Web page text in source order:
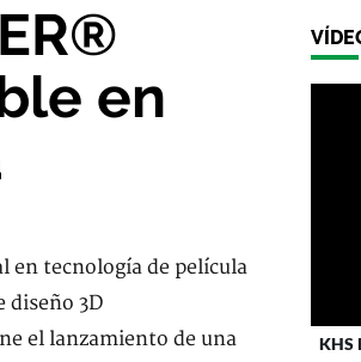
en
en tecnología de película
diseño 3D
el lanzamiento de una
KHS